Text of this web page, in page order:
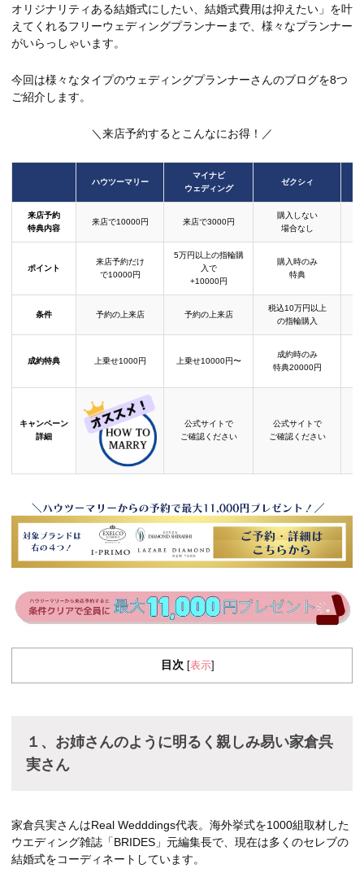
オリジナリティある結婚式にしたい、結婚式費用は抑えたい」を叶
えてくれるフリーウェディングプランナーまで、様々なプランナー
がいらっしゃいます。
今回は様々なタイプのウェディングプランナーさんのブログを8つ
ご紹介します。
＼来店予約するとこんなにお得！／
ハウツーマリー
マイナビ
ウェディング
ゼクシィ
来店予約
特典内容
来店で10000円 来店で3000円
購入しない
場合なし
ポイント
来店予約だけ
で10000円
5万円以上の指輪購
入で
+10000円
購入時のみ
特典
条件 予約の上来店 予約の上来店
税込10万円以上
の指輪購入
成約特典 上乗せ1000円 上乗せ10000円〜
成約時のみ
特典20000円
キャンペーン
詳細
公式サイトで
ご確認ください
公式サイトで
ご確認ください
目次 [表示]
１、お姉さんのように明るく親しみ易い家倉呉
実さん
家倉呉実さんはReal Wedddings代表。海外挙式を1000組取材した
ウエディング雑誌「BRIDES」元編集長で、現在は多くのセレブの
結婚式をコーディネートしています。